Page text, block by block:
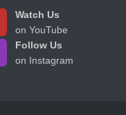
Watch Us
on YouTube
Follow Us
on Instagram